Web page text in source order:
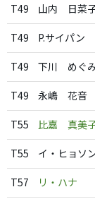
T49 山内 日菜
T49 P.サイパン
T49 下川 めぐ
T49 永嶋 花音
T55 比嘉 真美
T55 イ・ヒョソ
T57 リ・ハナ